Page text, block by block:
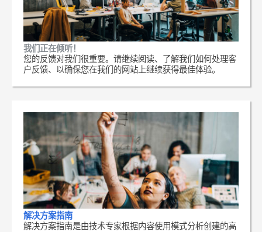
我们正在倾听！
您的反馈对我们很重要。请继续阅读、了解我们如何处理客
户反馈、以确保您在我们的网站上继续获得最佳体验。
解决方案指南
解决方案指南是由技术专家根据内容使用模式分析创建的高